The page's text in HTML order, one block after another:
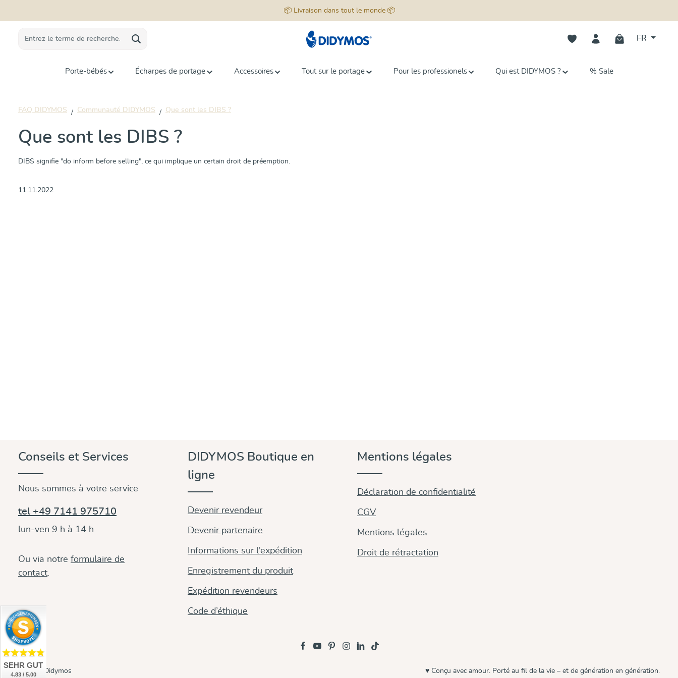
📦 Livraison dans tout le monde 📦
Vous avez 0 articles dans votre
FR
Porte-bébés Écharpes de portage Accessoires Tout sur le portage Pour les professionels Qui est DIDYMOS ? % Sale
FAQ DIDYMOS Communauté DIDYMOS Que sont les DIBS ?
Que sont les DIBS ?
DIBS signifie "do inform before selling", ce qui implique un certain droit de préemption.
11.11.2022
Conseils et Services
Nous sommes à votre service
tel +49 7141 975710
lun-ven 9 h à 14 h
Ou via notre formulaire de
contact.
DIDYMOS Boutique en
ligne
Devenir revendeur
Devenir partenaire
Informations sur l'expédition
Enregistrement du produit
Expédition revendeurs
Code d’éthique
Mentions légales
Déclaration de confidentialité
CGV
Mentions légales
Droit de rétractation
© 2026 Didymos ♥ Conçu avec amour. Porté au fil de la vie – et de génération en génération.
SEHR GUT
4.83 / 5.00